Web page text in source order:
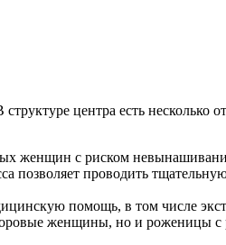
центра есть несколько
женщин с риском
позволяет проводить
помощь, в том числе
женщины, но и роженицы